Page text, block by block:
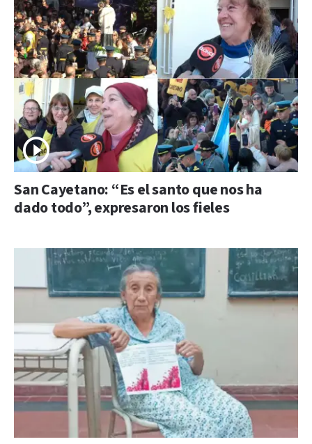
San Cayetano: “Es el santo que nos ha
dado todo”, expresaron los fieles